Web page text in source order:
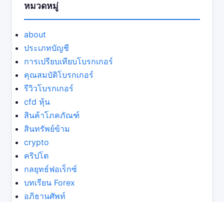
หมวดหมู่
about
ประเภทบัญชี
การเปรียบเทียบโบรกเกอร์
คุณสมบัติโบรกเกอร์
รีวิวโบรกเกอร์
cfd หุ้น
สินค้าโภคภัณฑ์
สินทรัพย์ข้าม
crypto
คริปโต
กลยุทธ์ฟอเร็กซ์
บทเรียน Forex
อภิธานศัพท์